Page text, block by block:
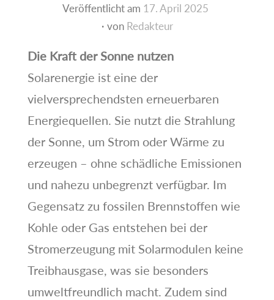
Veröffentlicht am 17. April 2025
von Redakteur
Die Kraft der Sonne nutzen
Solarenergie ist eine der
vielversprechendsten erneuerbaren
Energiequellen. Sie nutzt die Strahlung
der Sonne, um Strom oder Wärme zu
erzeugen – ohne schädliche Emissionen
und nahezu unbegrenzt verfügbar. Im
Gegensatz zu fossilen Brennstoffen wie
Kohle oder Gas entstehen bei der
Stromerzeugung mit Solarmodulen keine
Treibhausgase, was sie besonders
umweltfreundlich macht. Zudem sind